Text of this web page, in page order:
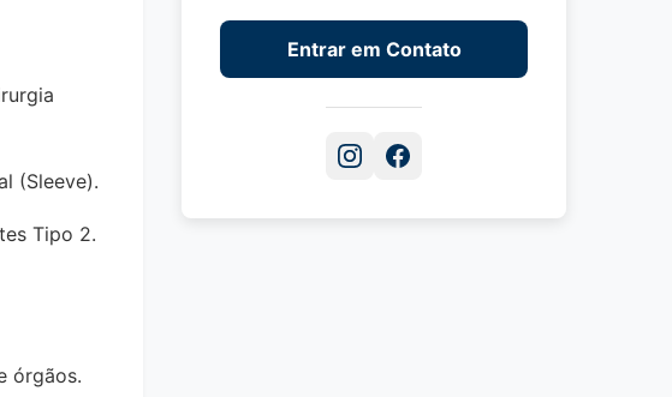
(Sleeve).
Tipo 2.
órgãos.
Entrar em Contato